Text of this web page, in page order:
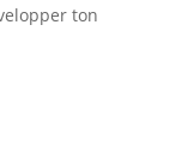
ton